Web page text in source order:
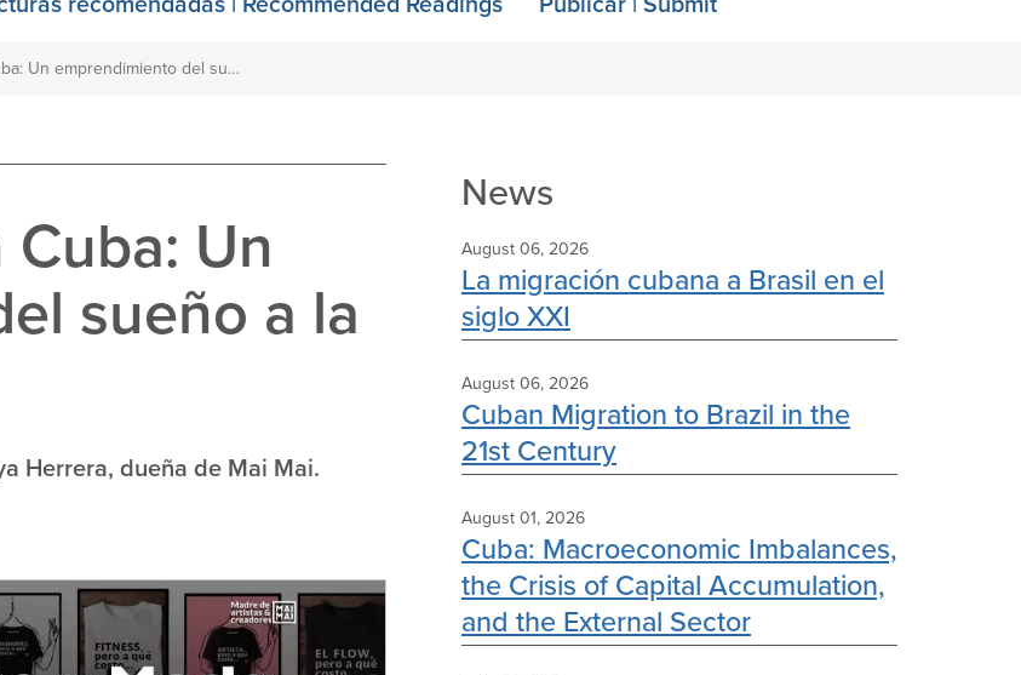
Moda y cultura en Cuba: Un emprendimiento del sueño a la realidad.
Un
sueño a la
Herrera, dueña de Mai Mai.
News
August 06, 2026
La migración cubana a Brasil en el
siglo XXI
August 06, 2026
Cuban Migration to Brazil in the
21st Century
August 01, 2026
Cuba: Macroeconomic Imbalances,
the Crisis of Capital Accumulation,
and the External Sector